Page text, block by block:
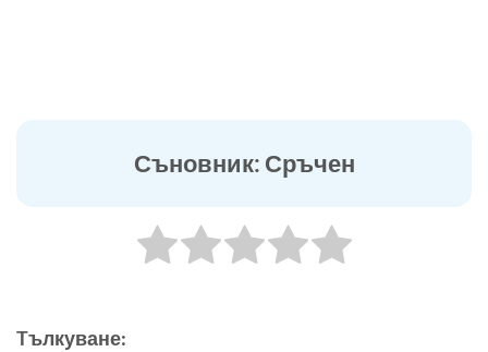
Съновник: Сръчен
Tълкуване: